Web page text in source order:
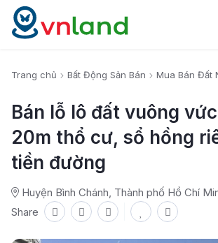
Trang chủ Bất Động Sản Bán Mua Bán Đất
Bán lỗ lô đất vuông
20m thổ cư, sổ hồng
tiền đường
Huyện Bình Chánh, Thành phố Hồ Chí
Share